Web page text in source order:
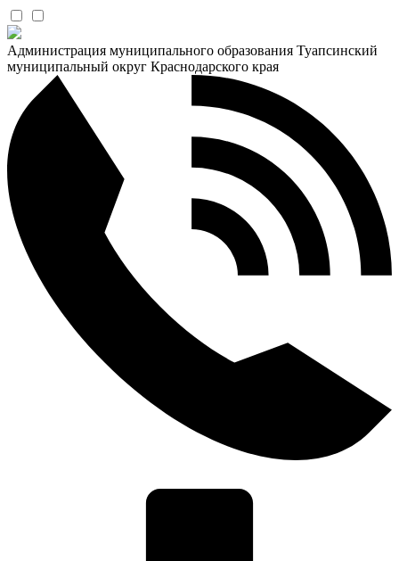
Администрация муниципального образования Туапсинский
муниципальный округ Краснодарского края